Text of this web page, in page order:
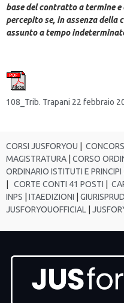
base del contratto a termine e
percepito se, in assenza della
assunto a tempo
108_Trib. Trapani 22 febbraio
CORSI JUSFORYOU
MAGISTRATURA
CORSO
ORDINARIO ISTITUTI E
CORTE CONTI 41 POSTI
INPS
ITAEDIZIONI
JUSFORYOUOFFICIAL